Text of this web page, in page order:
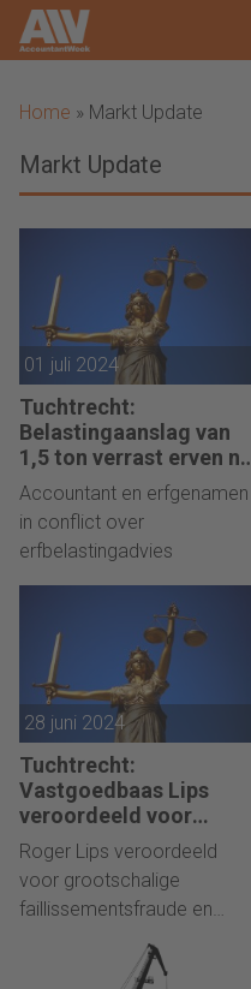
Home » Markt Update
Markt Update
01 juli 2024
Tuchtrecht:
Belastingaanslag van
1,5 ton verrast erven na
advies accountant
Accountant en erfgenamen
in conflict over
erfbelastingadvies
28 juni 2024
Tuchtrecht:
Vastgoedbaas Lips
veroordeeld voor
faillissementsfraude
Roger Lips veroordeeld
voor grootschalige
faillissementsfraude en